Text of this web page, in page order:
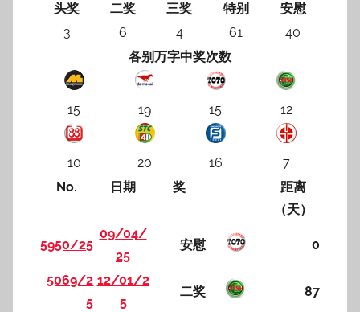
头奖
二奖 三奖 特别
安慰
3
6 4 61
40
各别万字中奖次数
15 19 15 12
10 20 16
7
No.
日期 奖
距离
（天）
5950/25
09/04/
25
安慰 0
5069/2
5
12/01/2
5
二奖 87